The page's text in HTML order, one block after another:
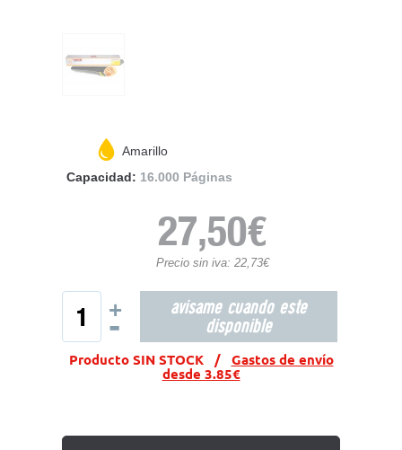
Amarillo
Capacidad: 16.000 Páginas
27,50€
Precio sin iva: 22,73€
+
-
avisame cuando este
disponible
Producto SIN STOCK / Gastos de envío
desde 3.85€